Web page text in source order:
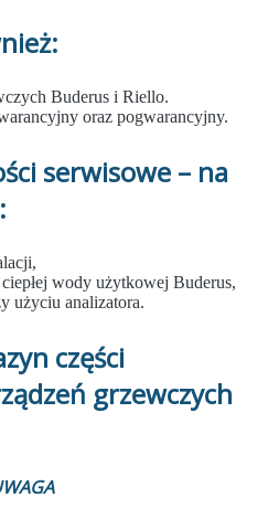
Buderus i Riello.
oraz pogwarancyjny.
serwisowe – na
wody użytkowej Buderus,
użyciu analizatora.
części
grzewczych